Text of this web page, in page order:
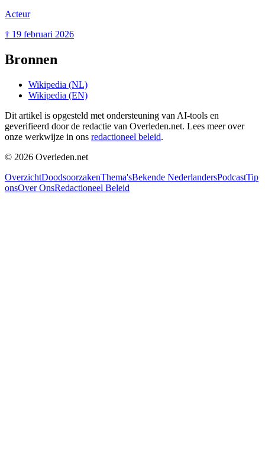
Acteur
† 19 februari 2026
Bronnen
Wikipedia (NL)
Wikipedia (EN)
Dit artikel is opgesteld met ondersteuning van AI-tools en
geverifieerd door de redactie van Overleden.net. Lees meer over
onze werkwijze in ons redactioneel beleid.
© 2026 Overleden.net
OverzichtDoodsoorzakenThema'sBekende NederlandersPodcastTip
onsOver OnsRedactioneel Beleid